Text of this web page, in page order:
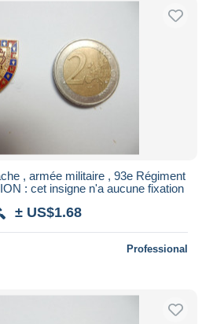
, armée militaire , 93e Régiment
: cet insigne n'a aucune fixation
± US$1.68
Professional